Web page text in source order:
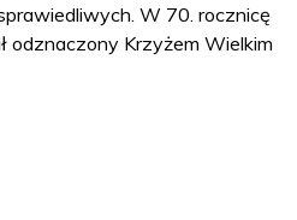
W 70. rocznicę
odznaczony Krzyżem Wielkim